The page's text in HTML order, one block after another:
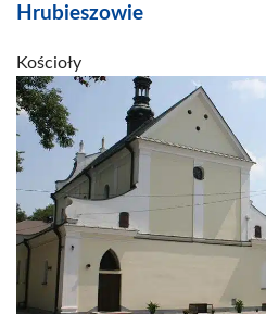
Hrubieszowie
Kościoły